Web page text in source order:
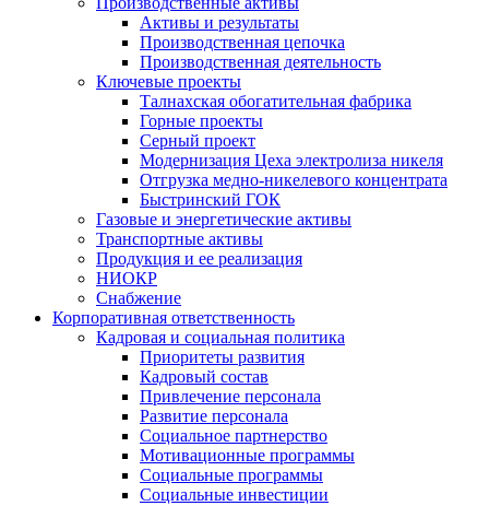
Активы и результаты
Производственная цепочка
Производственная деятельность
Ключевые проекты
Талнахская обогатительная фабрика
Горные проекты
Серный проект
Модернизация Цеха электролиза никеля
Отгрузка медно-никелевого концентрата
Быстринский ГОК
Газовые и энергетические активы
Транспортные активы
Продукция и ее реализация
НИОКР
Снабжение
Корпоративная ответственность
Кадровая и социальная политика
Приоритеты развития
Кадровый состав
Привлечение персонала
Развитие персонала
Социальное партнерство
Мотивационные программы
Социальные программы
Социальные инвестиции